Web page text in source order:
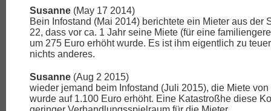
Susanne (May 17 2014)
Bein Infostand (Mai 2014) berichtete ein Mieter aus der
22, dass vor ca. 1 Jahr seine Miete (für eine
um 275 Euro erhöht wurde. Es ist ihm eigentlich zu
nichts anderes.
Susanne (Aug 2 2015)
wieder jemand beim Infostand (Juli 2015), die Miete
wurde auf 1.100 Euro erhöht. Eine Katastroßhe diese